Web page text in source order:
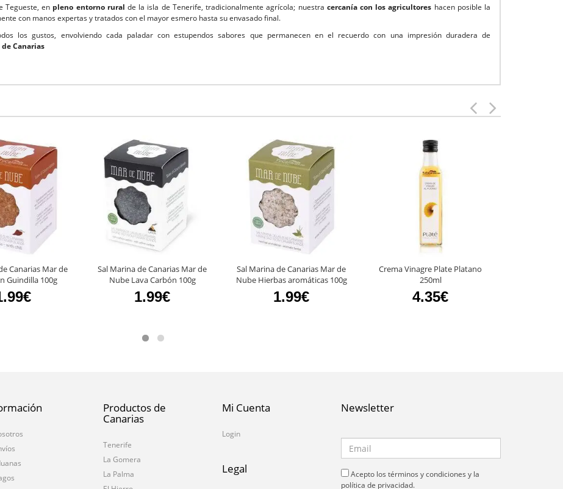
Tegueste, en pleno entorno ruralde la isla de Tenerife, tradicionalmente agrícola; nuestra cercanía con los agricultores hacen posible la
con manos expertas y tratados con el mayor esmero hasta su envasado final.
los gustos, envolviendo cada paladar con estupendos sabores que permanecen en el recuerdo con una impresión duradera de
Canarias
Canarias Mar de
Guindilla 100g
Sal Marina de Canarias Mar de
Nube Lava Carbón 100g
1.99€
Sal Marina de Canarias Mar de
Nube Hierbas aromáticas 100g
1.99€
Crema Vinagre Plate Platano
250ml
4.35€
Productos de
Canarias
Tenerife
La Gomera
La Palma
Mi Cuenta
Login
Legal
Newsletter
Acepto los términos y condiciones y la
política de privacidad.